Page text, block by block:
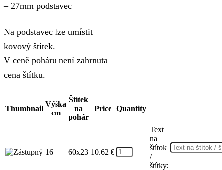
– 27mm podstavec
Na podstavec lze umístit
kovový štítek.
V ceně poháru není zahrnuta
cena štítku.
Thumbnail
Výška
cm
Štítek
na
pohár
Price Quantity
16 60x23 10.62 €
Text
na
štítok
/
štítky: